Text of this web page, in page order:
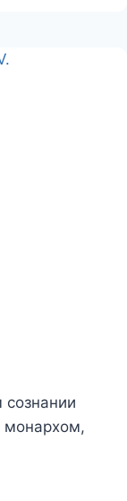
монархом,